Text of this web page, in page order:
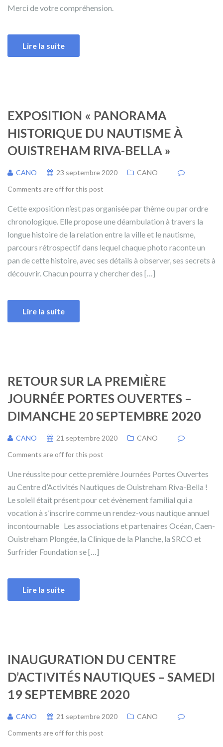
Merci de votre compréhension.
Lire la suite
EXPOSITION « PANORAMA
HISTORIQUE DU NAUTISME À
OUISTREHAM RIVA-BELLA »
CANO 23 septembre 2020
CANO
Comments are off for this post
Cette exposition n’est pas organisée par thème ou par ordre
chronologique. Elle propose une déambulation à travers la
longue histoire de la relation entre la ville et le nautisme,
parcours rétrospectif dans lequel chaque photo raconte un
pan de cette histoire, avec ses détails à observer, ses secrets à
découvrir. Chacun pourra y chercher des […]
Lire la suite
RETOUR SUR LA PREMIÈRE
JOURNÉE PORTES OUVERTES –
DIMANCHE 20 SEPTEMBRE 2020
CANO 21 septembre 2020
CANO
Comments are off for this post
Une réussite pour cette première Journées Portes Ouvertes
au Centre d’Activités Nautiques de Ouistreham Riva-Bella !
Le soleil était présent pour cet évènement familial qui a
vocation à s’inscrire comme un rendez-vous nautique annuel
incontournable Les associations et partenaires Océan, Caen-
Ouistreham Plongée, la Clinique de la Planche, la SRCO et
Surfrider Foundation se […]
Lire la suite
INAUGURATION DU CENTRE
D’ACTIVITÉS NAUTIQUES – SAMEDI
19 SEPTEMBRE 2020
CANO 21 septembre 2020
CANO
Comments are off for this post